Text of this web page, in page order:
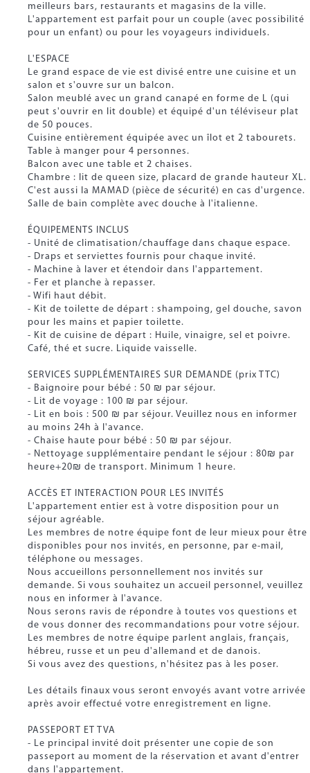
meilleurs bars, restaurants et magasins de la ville.
L'appartement est parfait pour un couple (avec possibilité
pour un enfant) ou pour les voyageurs individuels.
L'ESPACE
Le grand espace de vie est divisé entre une cuisine et un
salon et s'ouvre sur un balcon.
Salon meublé avec un grand canapé en forme de L (qui
peut s'ouvrir en lit double) et équipé d'un téléviseur plat
de 50 pouces.
Cuisine entièrement équipée avec un îlot et 2 tabourets.
Table à manger pour 4 personnes.
Balcon avec une table et 2 chaises.
Chambre : lit de queen size, placard de grande hauteur XL.
C'est aussi la MAMAD (pièce de sécurité) en cas d'urgence.
Salle de bain complète avec douche à l'italienne.
ÉQUIPEMENTS INCLUS
- Unité de climatisation/chauffage dans chaque espace.
- Draps et serviettes fournis pour chaque invité.
- Machine à laver et étendoir dans l'appartement.
- Fer et planche à repasser.
- Wifi haut débit.
- Kit de toilette de départ : shampoing, gel douche, savon
pour les mains et papier toilette.
- Kit de cuisine de départ : Huile, vinaigre, sel et poivre.
Café, thé et sucre. Liquide vaisselle.
SERVICES SUPPLÉMENTAIRES SUR DEMANDE (prix TTC)
- Baignoire pour bébé : 50 ₪ par séjour.
- Lit de voyage : 100 ₪ par séjour.
- Lit en bois : 500 ₪ par séjour. Veuillez nous en informer
au moins 24h à l'avance.
- Chaise haute pour bébé : 50 ₪ par séjour.
- Nettoyage supplémentaire pendant le séjour : 80₪ par
heure+20₪ de transport. Minimum 1 heure.
ACCÈS ET INTERACTION POUR LES INVITÉS
L'appartement entier est à votre disposition pour un
séjour agréable.
Les membres de notre équipe font de leur mieux pour être
disponibles pour nos invités, en personne, par e-mail,
téléphone ou messages.
Nous accueillons personnellement nos invités sur
demande. Si vous souhaitez un accueil personnel, veuillez
nous en informer à l'avance.
Nous serons ravis de répondre à toutes vos questions et
de vous donner des recommandations pour votre séjour.
Les membres de notre équipe parlent anglais, français,
hébreu, russe et un peu d'allemand et de danois.
Si vous avez des questions, n'hésitez pas à les poser.
Les détails finaux vous seront envoyés avant votre arrivée
après avoir effectué votre enregistrement en ligne.
PASSEPORT ET TVA
- Le principal invité doit présenter une copie de son
passeport au moment de la réservation et avant d'entrer
dans l'appartement.